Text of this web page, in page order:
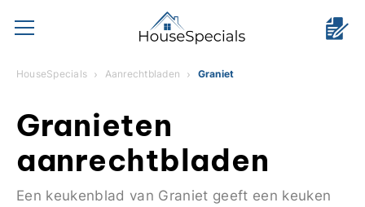
HouseSpecials Aanrechtbladen Graniet
Granieten
aanrechtbladen
Een keukenblad van Graniet geeft een keuken